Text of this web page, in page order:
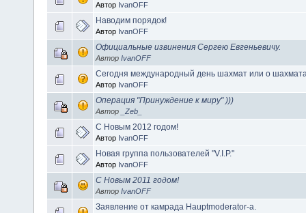
Автор IvanOFF
Наводим порядок!
Автор IvanOFF
Официальные извинения Сергею Евгеньевичу.
Автор IvanOFF
Сегодня международный день шахмат или о
Автор IvanOFF
Операция "Принуждение к миру" )))
Автор _Zeb_
С Новым 2012 годом!
Автор IvanOFF
Новая группа пользователей "V.I.P."
Автор IvanOFF
С Новым 2011 годом!
Автор IvanOFF
Заявление от камрада Hauptmoderator-а.